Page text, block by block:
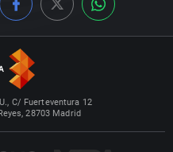
C/ Fuerteventura 12
28703 Madrid